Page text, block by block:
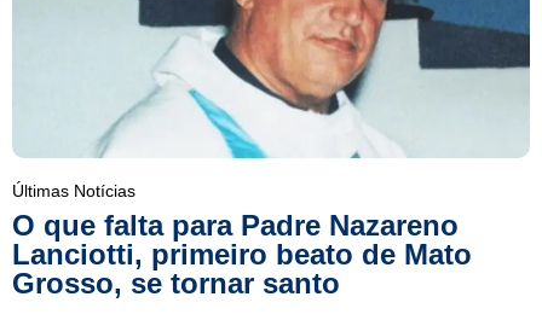
Últimas Notícias
O que falta para Padre Nazareno
Lanciotti, primeiro beato de Mato
Grosso, se tornar santo